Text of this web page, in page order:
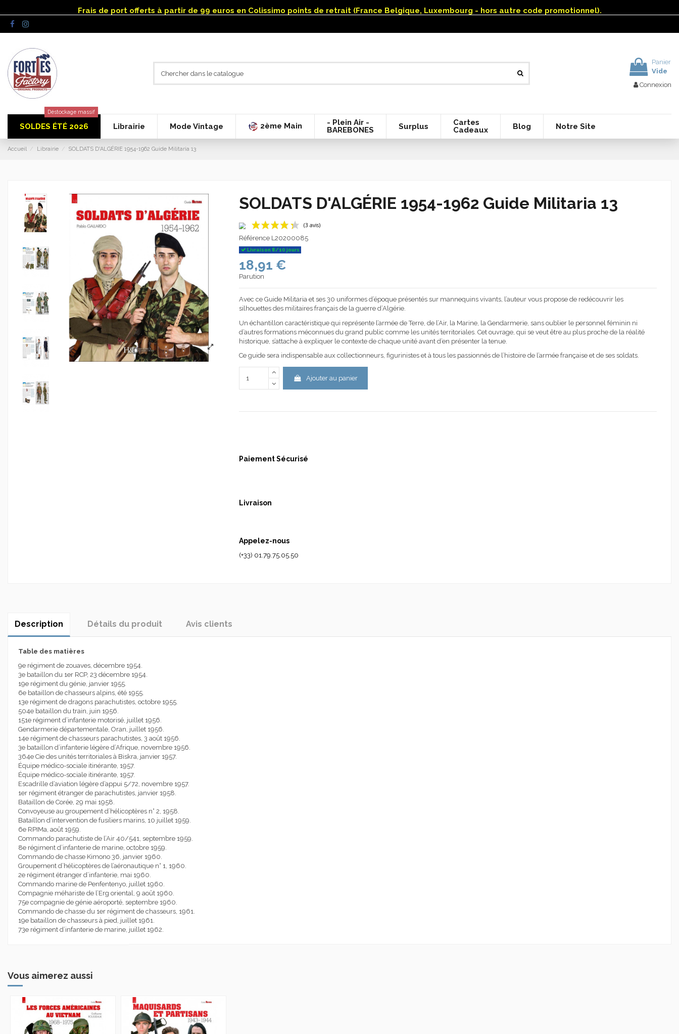
Frais de port offerts à partir de 99 euros en Colissimo points de retrait (France Belgique, Luxembourg - hors autre code promotionnel).
Panier
Vide
Connexion
SOLDES ÉTÉ 2026
Déstockage massif
Librairie Mode Vintage 2ème Main
- Plein Air -
BAREBONES
Surplus
Cartes
Cadeaux
Blog Notre Site
Accueil Librairie SOLDATS D'ALGÉRIE 1954-1962 Guide Militaria 13
SOLDATS D'ALGÉRIE 1954-1962 Guide Militaria 13
Référence L20200085
Livraison 8/10 jours
18,91 €
Parution
Avec ce Guide Militaria et ses 30 uniformes d’époque présentés sur mannequins vivants, l’auteur vous propose de redécouvrir les
silhouettes des militaires français de la guerre d’Algérie.
Un échantillon caractéristique qui représente l’armée de Terre, de l’Air, la Marine, la Gendarmerie, sans oublier le personnel féminin ni
d’autres formations méconnues du grand public comme les unités territoriales. Cet ouvrage, qui se veut être au plus proche de la réalité
historique, s’attache à expliquer le contexte de chaque unité avant d’en présenter la tenue.
Ce guide sera indispensable aux collectionneurs, figurinistes et à tous les passionnés de l’histoire de l’armée française et de ses soldats.
Ajouter au panier
Paiement Sécurisé
Livraison
Appelez-nous
(+33) 01.79.75.05.50
Description Détails du produit Avis clients
Table des matières
9e régiment de zouaves, décembre 1954.
3e bataillon du 1er RCP, 23 décembre 1954.
19e régiment du génie, janvier 1955.
6e bataillon de chasseurs alpins, été 1955.
13e régiment de dragons parachutistes, octobre 1955.
504e bataillon du train, juin 1956.
151e régiment d’infanterie motorisé, juillet 1956.
Gendarmerie départementale, Oran, juillet 1956.
14e régiment de chasseurs parachutistes, 3 août 1956.
3e bataillon d’infanterie légère d’Afrique, novembre 1956.
364e Cie des unités territoriales à Biskra, janvier 1957.
Équipe médico-sociale itinérante, 1957.
Équipe médico-sociale itinérante, 1957.
Escadrille d’aviation légère d’appui 5/72, novembre 1957.
1er régiment étranger de parachutistes, janvier 1958.
Bataillon de Corée, 29 mai 1958.
Convoyeuse au groupement d’hélicoptères n° 2, 1958.
Bataillon d’intervention de fusiliers marins, 10 juillet 1959.
6e RPIMa, août 1959.
Commando parachutiste de l’Air 40/541, septembre 1959.
8e régiment d’infanterie de marine, octobre 1959.
Commando de chasse Kimono 36, janvier 1960.
Groupement d’hélicoptères de l’aéronautique n° 1, 1960.
2e régiment étranger d’infanterie, mai 1960.
Commando marine de Penfentenyo, juillet 1960.
Compagnie méhariste de l’Erg oriental, 9 août 1960.
75e compagnie de génie aéroporté, septembre 1960.
Commando de chasse du 1er régiment de chasseurs, 1961.
19e bataillon de chasseurs à pied, juillet 1961.
73e régiment d’infanterie de marine, juillet 1962.
Vous aimerez aussi